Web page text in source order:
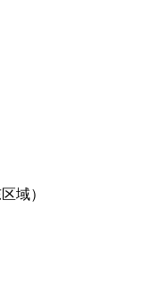
区域）